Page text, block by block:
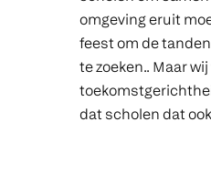
omgeving eruit
feest om de
te zoeken.. Maar
dat scholen dat